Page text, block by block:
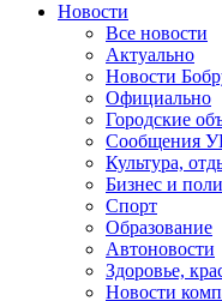
Новости
Все новости
Актуально
Новости
Официально
Городские
Сообщения
Культура,
Бизнес и
Спорт
Образование
Автоновости
Здоровье,
Новости